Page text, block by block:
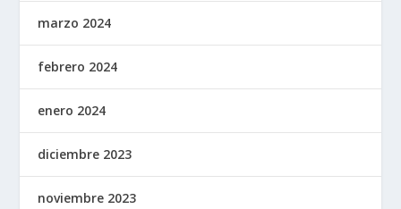
marzo 2024
febrero 2024
enero 2024
diciembre 2023
noviembre 2023